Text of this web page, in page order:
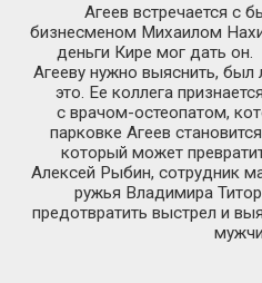
Агеев встречается
бизнесменом Михаилом
деньги Кире мог дать он.
Агееву нужно выяснить,
это. Ее коллега
с врачом-остеопатом,
парковке Агеев
который может
Алексей Рыбин, сотрудник
ружья Владимира
предотвратить выстрел и